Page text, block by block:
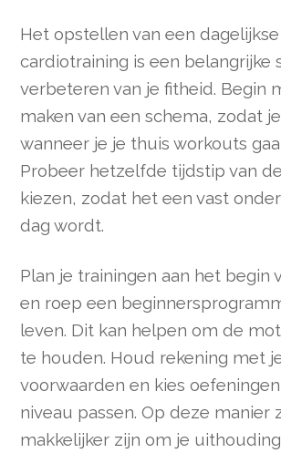
Het opstellen van een
cardiotraining is een belangrijke
verbeteren van je fitheid. Begin
maken van een schema, zodat
wanneer je je thuis workouts
Probeer hetzelfde tijdstip van
kiezen, zodat het een vast
dag wordt.
Plan je trainingen aan het begin
en roep een
leven. Dit kan helpen om de
te houden. Houd rekening met
voorwaarden en kies
niveau passen. Op deze manier
makkelijker zijn om je